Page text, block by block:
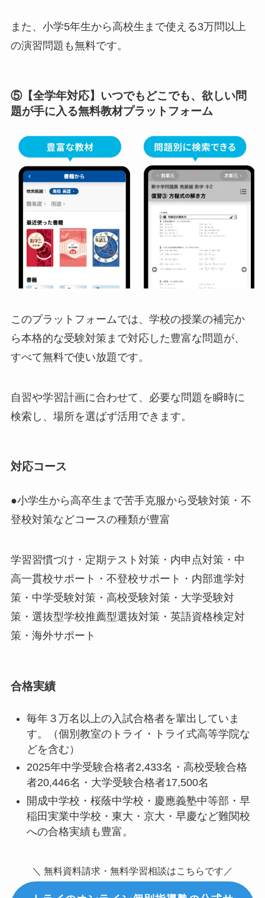
また、小学5年生から高校生まで使える3万問以上
の演習問題も無料です。
⑤【全学年対応】いつでもどこでも、欲しい問
題が手に入る無料教材プラットフォーム
このプラットフォームでは、学校の授業の補完か
ら本格的な受験対策まで対応した豊富な問題が、
すべて無料で使い放題です。
自習や学習計画に合わせて、必要な問題を瞬時に
検索し、場所を選ばず活用できます。
対応コース
●小学生から高卒生まで苦手克服から受験対策・不
登校対策などコースの種類が豊富
学習習慣づけ・定期テスト対策・内申点対策・中
高一貫校サポート・不登校サポート・内部進学対
策・中学受験対策・高校受験対策・大学受験対
策・選抜型学校推薦型選抜対策・英語資格検定対
策・海外サポート
合格実績
毎年３万名以上の入試合格者を輩出していま
す。（個別教室のトライ・トライ式高等学院な
どを含む）
2025年中学受験合格者2,433名・高校受験合格
者20,446名・大学受験合格者17,500名
開成中学校・桜蔭中学校・慶應義塾中等部・早
稲田実業中学校・東大・京大・早慶など難関校
への合格実績も豊富。
＼ 無料資料請求・無料学習相談はこちらです／